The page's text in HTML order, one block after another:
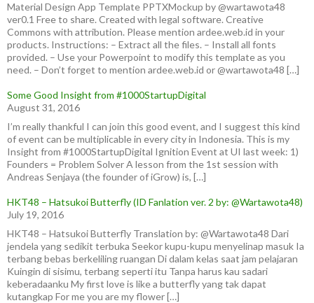
Material Design App Template PPTXMockup by @wartawota48
ver0.1 Free to share. Created with legal software. Creative
Commons with attribution. Please mention ardee.web.id in your
products. Instructions: – Extract all the files. – Install all fonts
provided. – Use your Powerpoint to modify this template as you
need. – Don’t forget to mention ardee.web.id or @wartawota48 […]
Some Good Insight from #1000StartupDigital
August 31, 2016
I’m really thankful I can join this good event, and I suggest this kind
of event can be multiplicable in every city in Indonesia. This is my
Insight from #1000StartupDigital Ignition Event at UI last week: 1)
Founders = Problem Solver A lesson from the 1st session with
Andreas Senjaya (the founder of iGrow) is, […]
HKT48 – Hatsukoi Butterfly (ID Fanlation ver. 2 by: @Wartawota48)
July 19, 2016
HKT48 – Hatsukoi Butterfly Translation by: @Wartawota48 Dari
jendela yang sedikit terbuka Seekor kupu-kupu menyelinap masuk Ia
terbang bebas berkeliling ruangan Di dalam kelas saat jam pelajaran
Kuingin di sisimu, terbang seperti itu Tanpa harus kau sadari
keberadaanku My first love is like a butterfly yang tak dapat
kutangkap For me you are my flower […]